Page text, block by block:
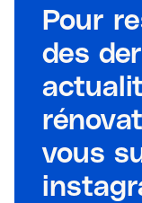
Pour
des
vous